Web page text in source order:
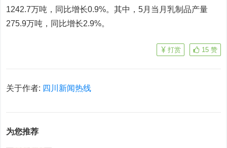
1242.7万吨，同比增长0.9%。其中，5月当月乳制品产量
275.9万吨，同比增长2.9%。
15 赞
打赏
关于作者: 四川新闻热线
为您推荐